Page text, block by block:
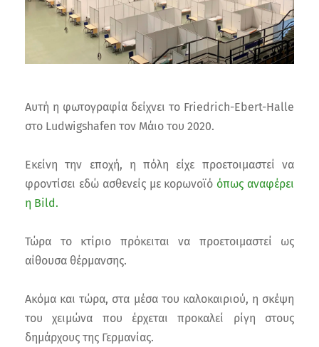
Αυτή η φωτογραφία δείχνει το Friedrich-Ebert-Halle
στο Ludwigshafen τον Μάιο του 2020.
Εκείνη την εποχή, η πόλη είχε προετοιμαστεί να
φροντίσει εδώ ασθενείς με κορωνοϊό όπως αναφέρει
η Bild.
Τώρα το κτίριο πρόκειται να προετοιμαστεί ως
αίθουσα θέρμανσης.
Ακόμα και τώρα, στα μέσα του καλοκαιριού, η σκέψη
του χειμώνα που έρχεται προκαλεί ρίγη στους
δημάρχους της Γερμανίας.